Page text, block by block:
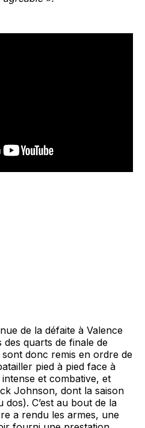
de la défaite à Valence
des quarts de finale de
donc remis en ordre de
pied à pied face à
et combative, et
Johnson, dont la saison
C’est au bout de la
a rendu les armes, une